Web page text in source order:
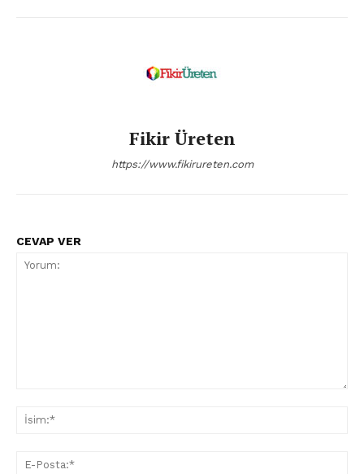
Fikir Üreten
https://www.fikirureten.com
CEVAP VER